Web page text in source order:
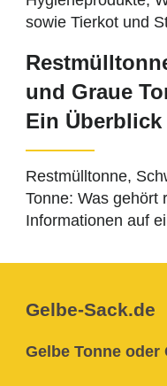
und Graue
Ein Überblick
Restmülltonne,
Tonne: Was gehört
Informationen auf
Gelbe-Sack.de
Gelbe Tonne oder